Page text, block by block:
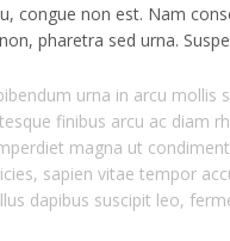
congue non est. Nam
pharetra sed urna.
urna in arcu mollis
finibus arcu ac diam
magna ut
sapien vitae tempor
dapibus suscipit leo,